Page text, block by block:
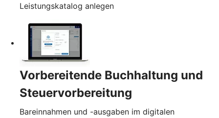
Leistungskatalog anlegen
Vorbereitende Buchhaltung und
Steuervorbereitung
Bareinnahmen und -ausgaben im digitalen